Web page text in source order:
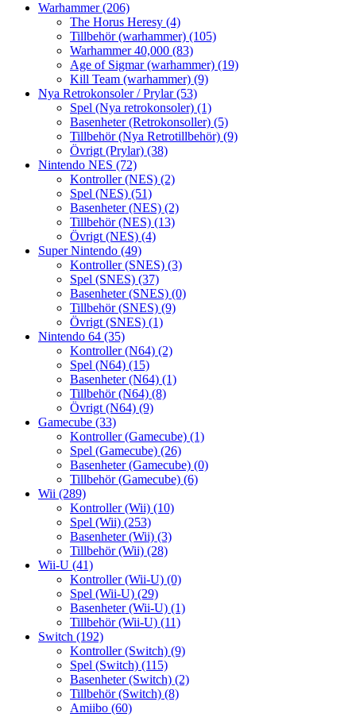
Warhammer(206)
The Horus Heresy (4)
Tillbehör (warhammer) (105)
Warhammer 40,000 (83)
Age of Sigmar (warhammer) (19)
Kill Team (warhammer) (9)
Nya Retrokonsoler / Prylar(53)
Spel (Nya retrokonsoler) (1)
Basenheter (Retrokonsoller) (5)
Tillbehör (Nya Retrotillbehör) (9)
Övrigt (Prylar) (38)
Nintendo NES (72)
Kontroller (NES) (2)
Spel (NES) (51)
Basenheter (NES) (2)
Tillbehör (NES) (13)
Övrigt (NES) (4)
Super Nintendo (49)
Kontroller (SNES) (3)
Spel (SNES) (37)
Basenheter (SNES) (0)
Tillbehör (SNES) (9)
Övrigt (SNES) (1)
Nintendo 64 (35)
Kontroller (N64) (2)
Spel (N64) (15)
Basenheter (N64) (1)
Tillbehör (N64) (8)
Övrigt (N64) (9)
Gamecube (33)
Kontroller (Gamecube) (1)
Spel (Gamecube) (26)
Basenheter (Gamecube) (0)
Tillbehör (Gamecube) (6)
Wii (289)
Kontroller (Wii) (10)
Spel (Wii) (253)
Basenheter (Wii) (3)
Tillbehör (Wii) (28)
Wii-U (41)
Kontroller (Wii-U) (0)
Spel (Wii-U) (29)
Basenheter (Wii-U) (1)
Tillbehör (Wii-U) (11)
Switch (192)
Kontroller (Switch) (9)
Spel (Switch) (115)
Basenheter (Switch) (2)
Tillbehör (Switch) (8)
Amiibo (60)